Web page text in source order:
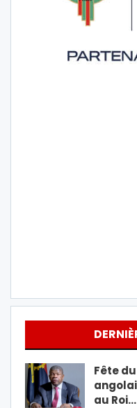
Fête
au Roi…